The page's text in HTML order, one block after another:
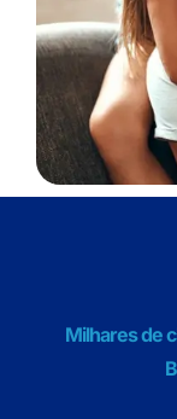
Milhares de